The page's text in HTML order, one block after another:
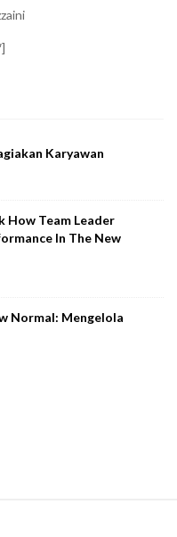
Karyawan
How Team Leader
In The New
Normal: Mengelola